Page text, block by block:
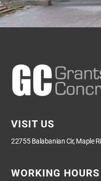
VISIT US
22755 Balabanian Cir, Maple
WORKING HOURS